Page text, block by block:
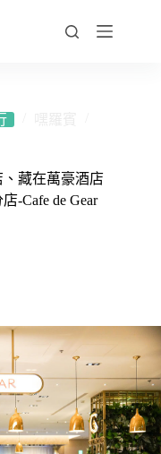
藏在萬豪酒店
-Cafe de Gear